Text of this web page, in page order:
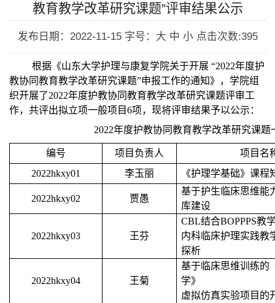
教育教学改革研究课题”评审结果公示
发布日期：2022-11-15 字号：大 中 小 点击次数:395
根据《山东大学护理与康复学院关于开展 “2022年度护
教协同教育教学改革研究课题”申报工作的通知》，学院组
织开展了2022年度护教协同教育教学改革研究课题评审工
作，共评出拟立项一般项目6项，现将评审结果予以公示：
2022年度护教协同教育教学改革研究课题
编号 项目负责人
项目名
2022hkxy01
李玉丽 《护理学基础》课程
2022hkxy02 贾愚
基于护生临床思维能
库建设
2022hkxy03 王芬
CBL结合BOPPPS教
内科临床护理实践教
探析
2022hkxy04 王菊
基于临床思维训练的
学》
虚拟仿真实验项目的